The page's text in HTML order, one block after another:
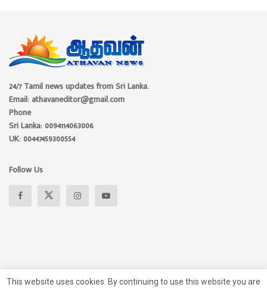
24/7 Tamil news updates from Sri Lanka.
Email: athavaneditor@gmail.com
Phone
Sri Lanka: 0094114063006
UK: 00447459300554
Follow Us
This website uses cookies. By continuing to use this website you are